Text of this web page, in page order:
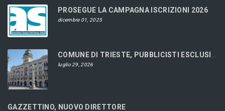
PROSEGUE LA CAMPAGNA ISCRIZIONI 2026
dicembre 01, 2025
COMUNE DI TRIESTE, PUBBLICISTI ESCLUSI DAL CONCORSO
luglio 29, 2026
GAZZETTINO, NUOVO DIRETTORE